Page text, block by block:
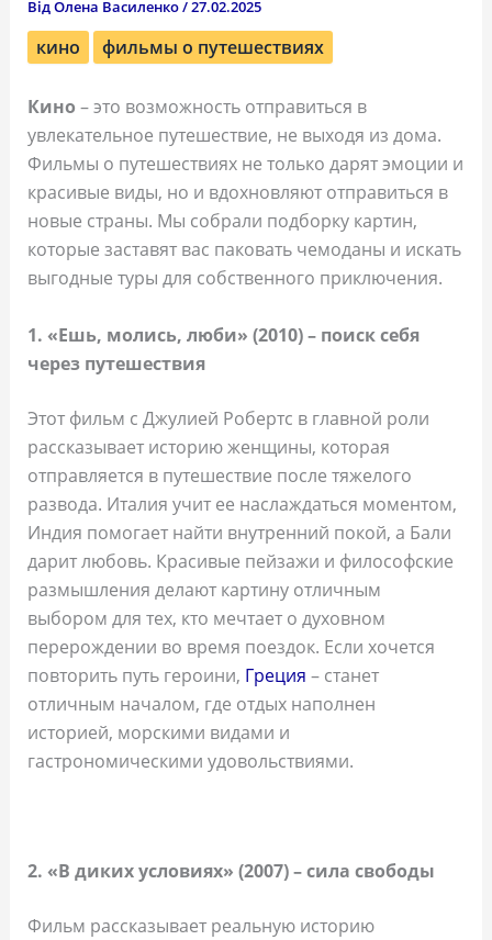
ВідОлена Василенко/27.02.2025
кино фильмы о путешествиях
Кино – это возможность отправиться в
увлекательное путешествие, не выходя из дома.
Фильмы о путешествиях не только дарят эмоции и
красивые виды, но и вдохновляют отправиться в
новые страны. Мы собрали подборку картин,
которые заставят вас паковать чемоданы и искать
выгодные туры для собственного приключения.
1. «Ешь, молись, люби» (2010) – поиск себя
через путешествия
Этот фильм с Джулией Робертс в главной роли
рассказывает историю женщины, которая
отправляется в путешествие после тяжелого
развода. Италия учит ее наслаждаться моментом,
Индия помогает найти внутренний покой, а Бали
дарит любовь. Красивые пейзажи и философские
размышления делают картину отличным
выбором для тех, кто мечтает о духовном
перерождении во время поездок. Если хочется
повторить путь героини, Греция – станет
отличным началом, где отдых наполнен
историей, морскими видами и
гастрономическими удовольствиями.
2. «В диких условиях» (2007) – сила свободы
Фильм рассказывает реальную историю